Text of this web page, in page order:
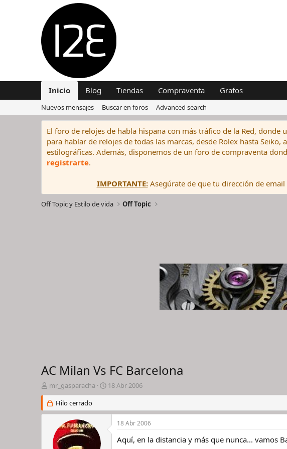
Inicio Blog Tiendas Compraventa Grafos
Nuevos mensajes Buscar en foros Advanced search
El foro de relojes de habla hispana con más tráfico de la Red,
para hablar de relojes de todas las marcas, desde Rolex hasta
estilográficas. Además, disponemos de un foro de compraventa
registrarte.
IMPORTANTE:Asegúrate de que tu dirección de
Off Topic y Estilo de vida Off Topic
AC Milan Vs FC Barcelona
I
n
i
c
mr_gasparacha
F
e
h
d
18 Abr 2006
Hilo cerrado
18 Abr 2006
Aquí, en la distancia y más que nunca... vamos